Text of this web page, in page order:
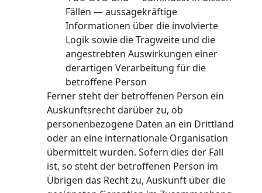
Fällen — aussagekräftige
Informationen über die involvierte
Logik sowie die Tragweite und die
angestrebten Auswirkungen einer
derartigen Verarbeitung für die
betroffene Person
Ferner steht der betroffenen Person ein
Auskunftsrecht darüber zu, ob
personenbezogene Daten an ein Drittland
oder an eine internationale Organisation
übermittelt wurden. Sofern dies der Fall
ist, so steht der betroffenen Person im
Übrigen das Recht zu, Auskunft über die